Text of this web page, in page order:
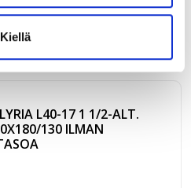
Kiellä
630x500mm. Sisältää
Altaan syvyys 180mm.
L40-17 1 1/2-ALT.
130 ILMAN